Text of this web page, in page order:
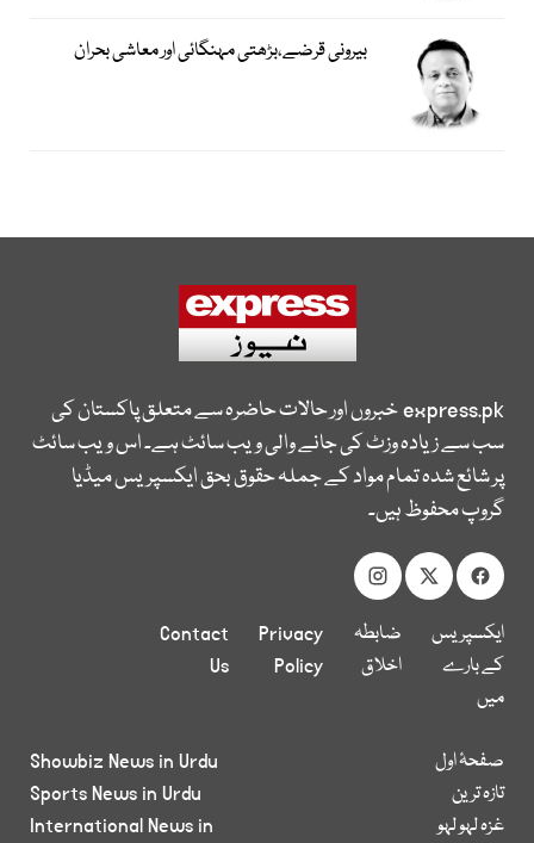
بیرونی قرضے،بڑھتی مہنگائی اور معاشی بحران
express.pkخبروں اور حالات حاضرہ سے متعلق پاکستان کی
سب سے زیادہ وزٹ کی جانے والی ویب سائٹ ہے۔ اس ویب سائٹ
پر شائع شدہ تمام مواد کے جملہ حقوق بحق ایکسپریس میڈیا
گروپ محفوظ ہیں۔
ایکسپریس
کے بارے
میں
ضابطہ
اخلاق
Privacy
Policy
Contact
Us
صفحۂ اول
تازہ ترین
غزہ لہو لہو
Showbiz News in Urdu
Sports News in Urdu
International News in